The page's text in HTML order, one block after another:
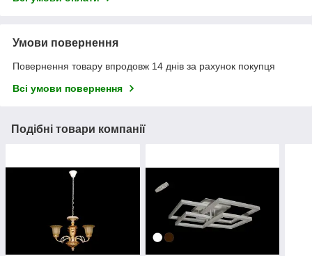
Умови повернення
Повернення товару впродовж 14 днів за рахунок покупця
Всі умови повернення
Подібні товари компанії